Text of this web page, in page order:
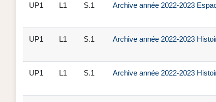
UP1 L1 S.1 Archive année 2022-2023
UP1 L1 S.1 Archive année 2022-2023
UP1 L1 S.1 Archive année 2022-2023